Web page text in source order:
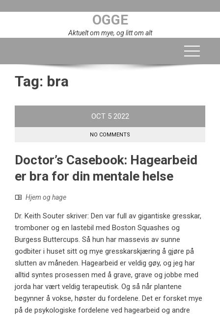
OGGE
Aktuelt om mye, og litt om alt
Tag: bra
OCT 5 2022
NO COMMENTS
Doctor’s Casebook: Hagearbeid
er bra for din mentale helse
Hjem og hage
Dr. Keith Souter skriver: Den var full av gigantiske gresskar,
tromboner og en lastebil med Boston Squashes og
Burgess Buttercups. Så hun har massevis av sunne
godbiter i huset sitt og mye gresskarskjæring å gjøre på
slutten av måneden. Hagearbeid er veldig gøy, og jeg har
alltid syntes prosessen med å grave, grave og jobbe med
jorda har vært veldig terapeutisk. Og så når plantene
begynner å vokse, høster du fordelene. Det er forsket mye
på de psykologiske fordelene ved hagearbeid og andre